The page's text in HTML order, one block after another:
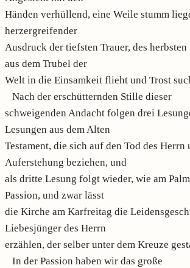
Händen verhüllend, eine Weile stumm
herzergreifender
Ausdruck der tiefsten Trauer, des herbsten
aus dem Trubel der
Welt in die Einsamkeit flieht und Trost
Nach der erschütternden Stille dieser
schweigenden Andacht folgen drei
Lesungen aus dem Alten
Testament, die sich auf den Tod des Herrn
Auferstehung beziehen, und
als dritte Lesung folgt wieder, wie am
Passion, und zwar lässt
die Kirche am Karfreitag die
Liebesjünger des Herrn
erzählen, der selber unter dem Kreuze
In der Passion haben wir das große